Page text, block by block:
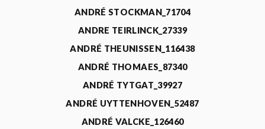
ANDRÉ STOCKMAN_71704
ANDRE TEIRLINCK_27339
ANDRÉ THEUNISSEN_116438
ANDRÉ THOMAES_87340
ANDRÉ TYTGAT_39927
ANDRÉ UYTTENHOVEN_52487
ANDRÉ VALCKE_126460